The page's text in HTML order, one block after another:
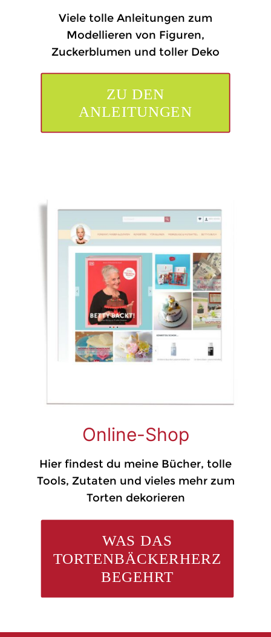
Viele tolle Anleitungen zum
Modellieren von Figuren,
Zuckerblumen und toller Deko
ZU DEN
ANLEITUNGEN
Online-Shop
Hier findest du meine Bücher, tolle
Tools, Zutaten und vieles mehr zum
Torten dekorieren
WAS DAS
TORTENBÄCKERHERZ
BEGEHRT